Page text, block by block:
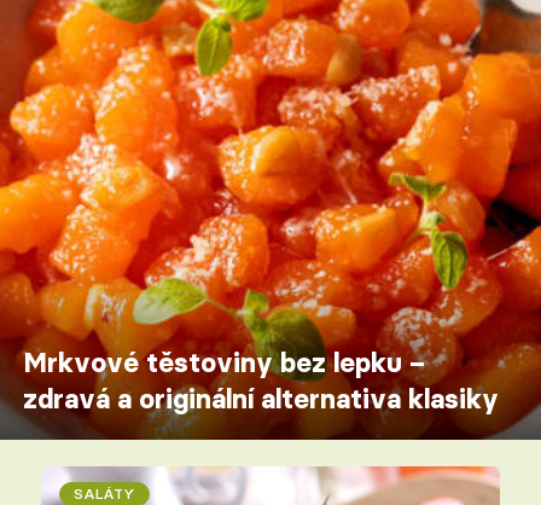
Mrkvové těstoviny bez lepku –
zdravá a originální alternativa klasiky
SALÁTY